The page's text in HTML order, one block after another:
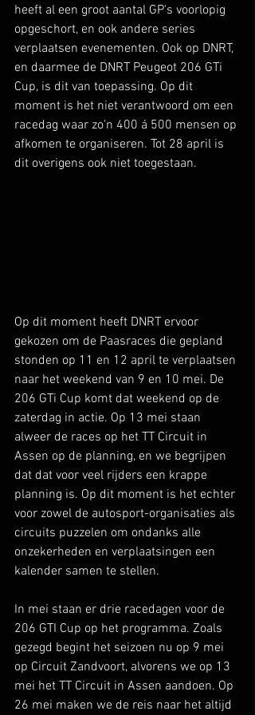
heeft al een groot aantal GP's voorlopig
opgeschort, en ook andere series
verplaatsen evenementen. Ook op DNRT,
en daarmee de DNRT Peugeot 206 GTi
Cup, is dit van toepassing. Op dit
moment is het niet verantwoord om een
racedag waar zo'n 400 á 500 mensen op
afkomen te organiseren. Tot 28 april is
dit overigens ook niet toegestaan.
Op dit moment heeft DNRT ervoor
gekozen om de Paasraces die gepland
stonden op 11 en 12 april te verplaatsen
naar het weekend van 9 en 10 mei. De
206 GTi Cup komt dat weekend op de
zaterdag in actie. Op 13 mei staan
alweer de races op het TT Circuit in
Assen op de planning, en we begrijpen
dat dat voor veel rijders een krappe
planning is. Op dit moment is het echter
voor zowel de autosport-organisaties als
circuits puzzelen om ondanks alle
onzekerheden en verplaatsingen een
kalender samen te stellen.
In mei staan er drie racedagen voor de
206 GTI Cup op het programma. Zoals
gezegd begint het seizoen nu op 9 mei
op Circuit Zandvoort, alvorens we op 13
mei het TT Circuit in Assen aandoen. Op
26 mei maken we de reis naar het altijd